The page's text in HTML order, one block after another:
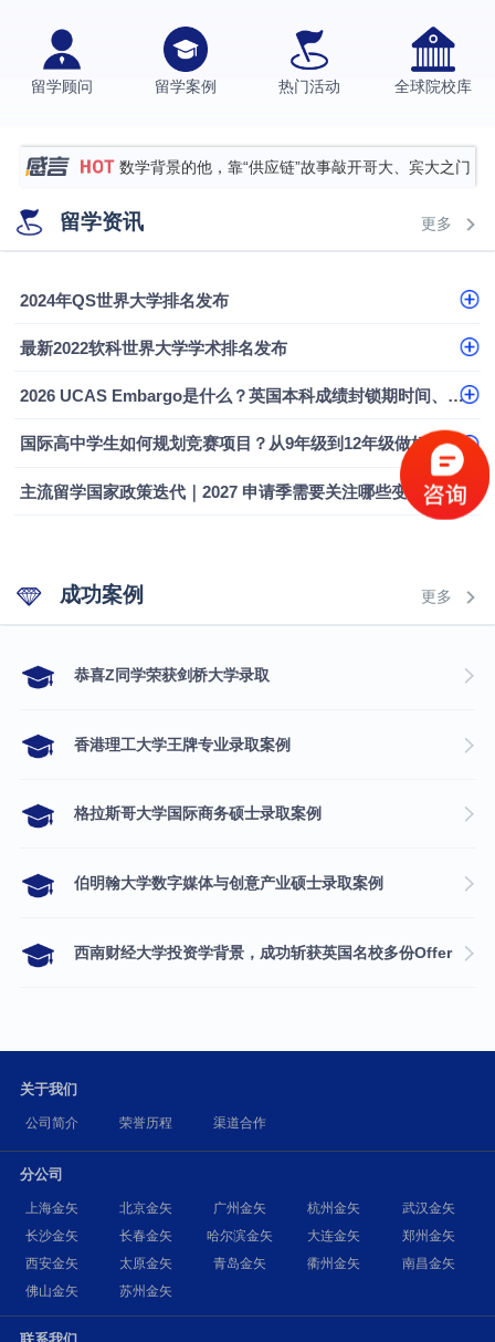
留学顾问 留学案例 热门活动 全球院校库
伯明翰大学数字媒体与创意产业硕士录取案例
西南财经大学投资学背景，成功斩获英国名校多份
硕士录取
数学背景的他，靠“供应链”故事敲开哥大、宾大之门
专科逆袭伦敦大学学院UCL录取案例解析
香港浸会大学伦理与公共事务硕士录取
留学资讯 更多
2024年QS世界大学排名发布
最新2022软科世界大学学术排名发布
2026 UCAS Embargo是什么？英国本科成绩封锁期时间、影响及应对指南
国际高中学生如何规划竞赛项目？从9年级到12年级做好本科申请布局
主流留学国家政策迭代｜2027 申请季需要关注哪些变化
成功案例 更多
​恭喜Z同学荣获剑桥大学录取
香港理工大学王牌专业录取案例
格拉斯哥大学国际商务硕士录取案例
伯明翰大学数字媒体与创意产业硕士录取案例
西南财经大学投资学背景，成功斩获英国名校多份Offer
关于我们
公司简介 荣誉历程 渠道合作
分公司
上海金矢 北京金矢 广州金矢 杭州金矢
武汉金矢
长沙金矢
长春金矢 哈尔滨金矢 大连金矢
郑州金矢
西安金矢
太原金矢 青岛金矢 衢州金矢
南昌金矢
佛山金矢
苏州金矢